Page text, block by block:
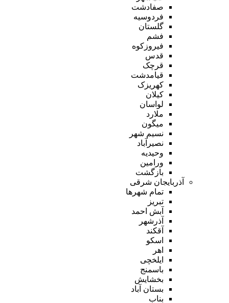
صفادشت
فردوسیه
گلستان
فشم
فیروزکوه
قدس
قرچک
قیامدشت
کهریزک
کیلان
لواسان
ملارد
میگون
نسیم شهر
نصیرآباد
وحیدیه
ورامین
بازگشت
آذربایجان شرقی
تمام شهر‌ها
تبریز
آبش احمد
آذرشهر
آقکند
اسکو
اهر
ایلخچی
باسمنج
بخشایش
بستان آباد
بناب